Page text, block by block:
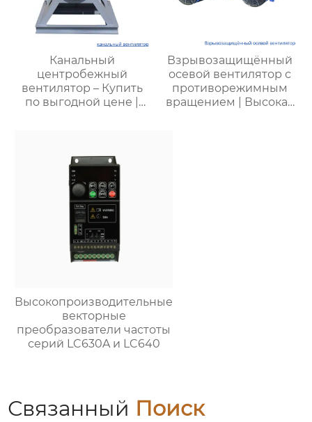
Канальный
центробежный
вентилятор – Купить
по выгодной цене |
Взрывозащищённый
осевой вентилятор с
противорежимным
вращением | Высокая
Высокопроизводительные
векторные
преобразователи частоты
серий LC630A и LC640
Связанный Поиск